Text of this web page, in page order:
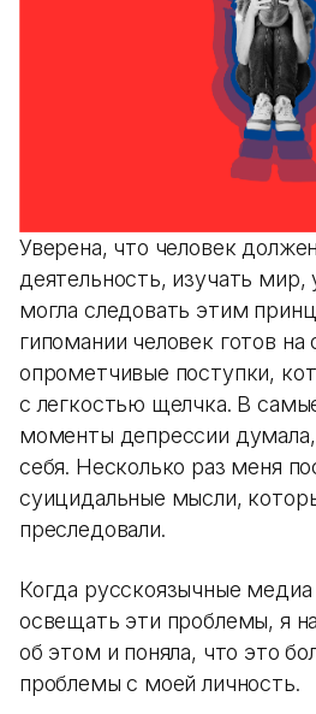
Уверена, что человек
деятельность, изучать мир,
могла следовать этим
гипомании человек готов на
опрометчивые поступки,
с легкостью щелчка. В
моменты депрессии
себя. Несколько раз меня
суицидальные мысли,
преследовали.
Когда русскоязычные
освещать эти проблемы, я
об этом и поняла, что это
проблемы с моей личность.